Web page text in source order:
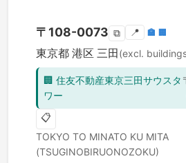
〒 108-0073 ⧉ 📍 🏣 🏢
東京都 港区 三田(excl.
🏢 住友不動産東京三田サウスタ
ワー
📋
TOKYO TO MINATO KU MITA
(TSUGINOBIRUONOZOKU)